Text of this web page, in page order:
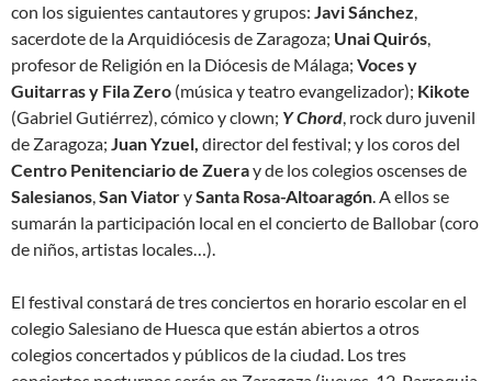
con los siguientes cantautores y grupos: Javi Sánchez,
sacerdote de la Arquidiócesis de Zaragoza; Unai Quirós,
profesor de Religión en la Diócesis de Málaga; Voces y
Guitarras y Fila Zero (música y teatro evangelizador); Kikote
(Gabriel Gutiérrez), cómico y clown; Y Chord, rock duro juvenil
de Zaragoza; Juan Yzuel, director del festival; y los coros del
Centro Penitenciario de Zueray de los colegios oscenses de
Salesianos,San ViatorySanta Rosa-Altoaragón. A ellos se
sumarán la participación local en el concierto de Ballobar (coro
de niños, artistas locales…).
El festival constará de tres conciertos en horario escolar en el
colegio Salesiano de Huesca que están abiertos a otros
colegios concertados y públicos de la ciudad. Los tres